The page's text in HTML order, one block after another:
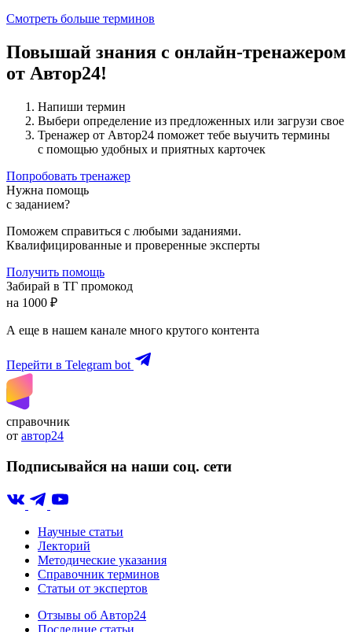
Смотреть больше терминов
Повышай знания с онлайн-тренажером
от Автор24!
Напиши термин
Выбери определение из предложенных или загрузи свое
Тренажер от Автор24 поможет тебе выучить термины
с помощью удобных и приятных карточек
Попробовать тренажер
Нужна помощь
с заданием?
Поможем справиться с любыми заданиями.
Квалифицированные и проверенные эксперты
Получить помощь
Забирай в ТГ промокод
на 1000 ₽
А еще в нашем канале много крутого контента
Перейти в Telegram bot
справочник
от автор24
Подписывайся на наши соц. сети
Научные статьи
Лекторий
Методические указания
Справочник терминов
Статьи от экспертов
Отзывы об Автор24